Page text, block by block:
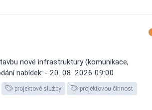
nové infrastruktury (komunikace,
nabídek: - 20. 08. 2026 09:00
projektové služby projektovou činnost